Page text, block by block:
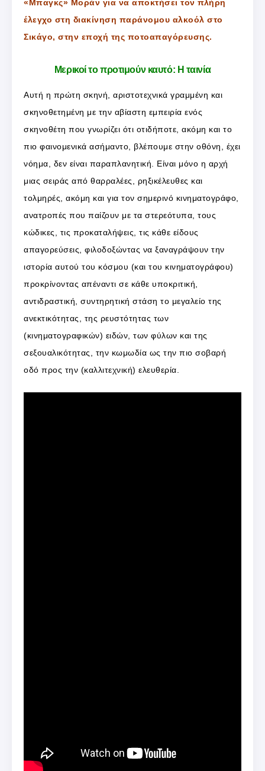
«Μπαγκς» Μοράν για να αποκτήσει τον πλήρη
έλεγχο στη διακίνηση παράνομου αλκοόλ στο
Σικάγο, στην εποχή της ποτοαπαγόρευσης.
Μερικοί το προτιμούν καυτό: Η ταινία
Αυτή η πρώτη σκηνή, αριστοτεχνικά γραμμένη και
σκηνοθετημένη με την αβίαστη εμπειρία ενός
σκηνοθέτη που γνωρίζει ότι οτιδήποτε, ακόμη και το
πιο φαινομενικά ασήμαντο, βλέπουμε στην οθόνη, έχει
νόημα, δεν είναι παραπλανητική. Είναι μόνο η αρχή
μιας σειράς από θαρραλέες, ρηξικέλευθες και
τολμηρές, ακόμη και για τον σημερινό κινηματογράφο,
ανατροπές που παίζουν με τα στερεότυπα, τους
κώδικες, τις προκαταλήψεις, τις κάθε είδους
απαγορεύσεις, φιλοδοξώντας να ξαναγράψουν την
ιστορία αυτού του κόσμου (και του κινηματογράφου)
προκρίνοντας απέναντι σε κάθε υποκριτική,
αντιδραστική, συντηρητική στάση το μεγαλείο της
ανεκτικότητας, της ρευστότητας των
(κινηματογραφικών) ειδών, των φύλων και της
σεξουαλικότητας, την κωμωδία ως την πιο σοβαρή
οδό προς την (καλλιτεχνική) ελευθερία.